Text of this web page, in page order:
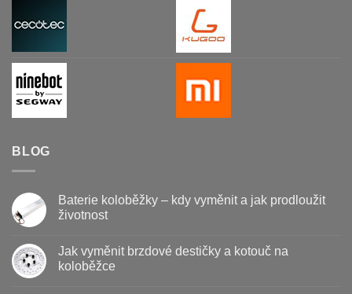
BLOG
Baterie koloběžky – kdy vyměnit a jak prodloužit
životnost
textu
s
Jak vyměnit brzdové destičky a kotouč na
koloběžce